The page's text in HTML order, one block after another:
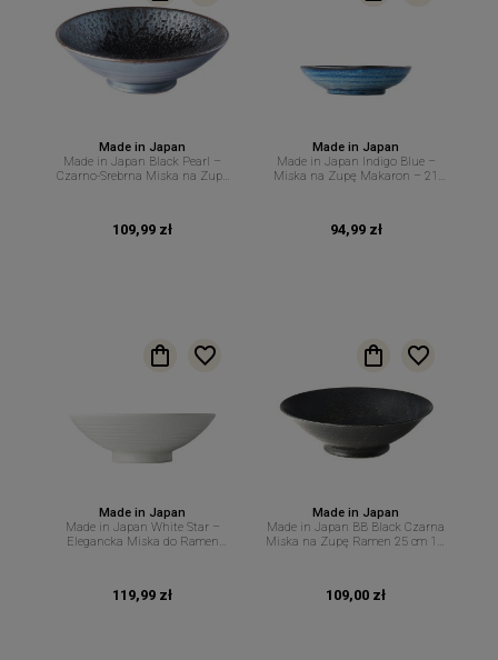
Made in Japan
Made in Japan Black Pearl –
Czarno-Srebrna Miska na Zupę
109,99 zł
Made in Japan
Made in Japan Indigo Blue –
Miska na Zupę Makaron – 21
94,99 zł
Made in Japan
Made in Japan White Star –
Elegancka Miska do Ramen
119,99 zł
Made in Japan
Made in Japan BB Black Czarna
Miska na Zupę Ramen 25 cm 1,3
109,00 zł